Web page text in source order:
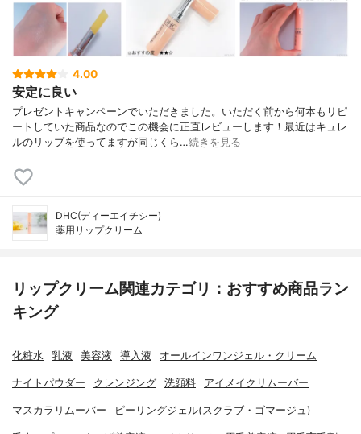
4.00
安定に良い
プレゼントキャンペーンでいただきました。いただく前から何本もリピ
ートしていた商品なのでこの機会に正直レビューします！最近はキュレ
ルのリップを使ってますが同じくら…続きを見る
DHC(ディーエイチシー)
薬用リップクリーム
リップクリーム関連カテゴリ：おすすめ商品ラン
キング
化粧水 乳液 美容液 導入液 オールインワンジェル・クリーム
ナイトパウダー クレンジング 洗顔料 アイメイクリムーバー
マスカラリムーバー ピーリングジェル(スクラブ・ゴマージュ)